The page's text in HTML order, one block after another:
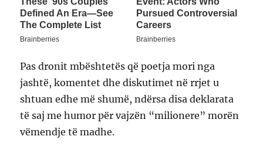
Pas dronit mbështetës që poetja mori nga
jashtë, komentet dhe diskutimet në rrjet u
shtuan edhe më shumë, ndërsa disa deklarata
të saj me humor për vajzën “milionere” morën
vëmendje të madhe.